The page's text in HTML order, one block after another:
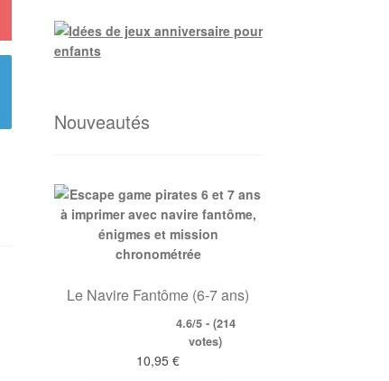
Nouveautés
Le Navire Fantôme (6-7 ans)
4.6/5 - (214
votes)
10,95€